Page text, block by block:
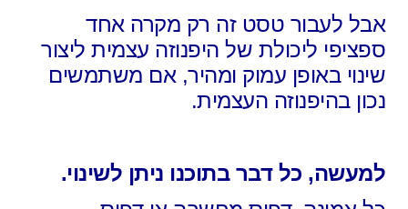
אבל לעבור טסט זה רק מקרה אחד
ספציפי ליכולת של היפנוזה עצמית ליצור
שינוי באופן עמוק ומהיר, אם משתמשים
נכון בהיפנוזה העצמית.
למעשה, כל דבר בתוכנו ניתן לשינוי.